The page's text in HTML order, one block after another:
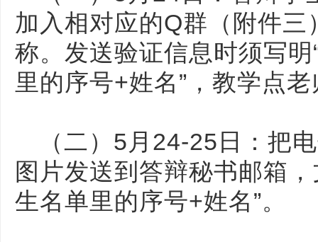
加入相对应的Q群（附件
称。发送验证信息时须写
里的序号+姓名”，教学点
（二）5月24-25日：把
图片发送到答辩秘书邮箱
生名单里的序号+姓名”。